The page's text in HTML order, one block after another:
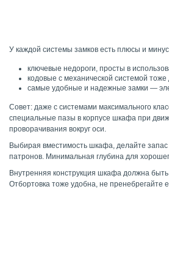
У каждой системы замков есть плюсы и
ключевые недороги, просты в
кодовые с механической системой
самые удобные и надежные замки —
Совет: даже с системами максимального
специальные пазы в корпусе шкафа при
проворачивания вокруг оси.
Выбирая вместимость шкафа, делайте
патронов. Минимальная глубина для
Внутренняя конструкция шкафа должна
Отбортовка тоже удобна, не пренебрегайте